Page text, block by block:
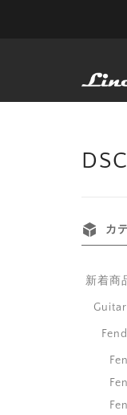
カ
新着商
Guitar